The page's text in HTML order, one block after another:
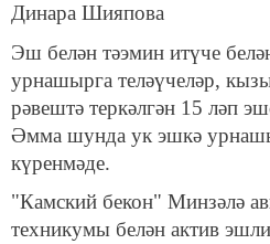
Динара Шияпова
Эш белән тәэмин итүче
урнашырга теләүчеләр,
рәвештә теркәлгән 15 ләп
Әмма шунда ук эшкә
күренмәде.
"Камский бекон" Минзәлә
техникумы белән актив